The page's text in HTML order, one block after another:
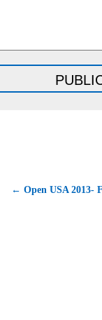
← Open USA 2013-